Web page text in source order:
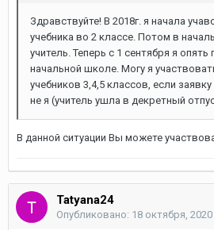
Здравствуйте! В 2018г. я начала
учебника во 2 классе. Потом в
учитель. Теперь с 1 сентября я
начальной школе. Могу я
учебников 3,4,5 классов, если
не я (учитель ушла в декретный
В данной ситуации Вы можете
Tatyana24
Опубликовано: 18 октября, 2020